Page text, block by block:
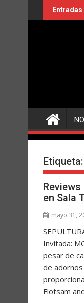
al
Etiqueta:
Reviews
en Sala
mayo 31,
Invitada:
pesar de
de
Flotsam